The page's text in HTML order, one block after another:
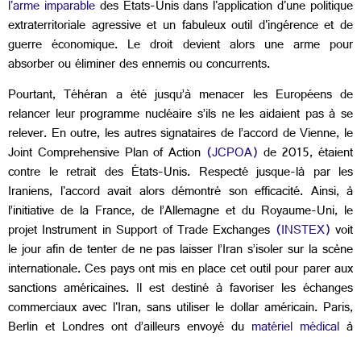
l'arme imparabledes États-Unis dans l'application d'une politique
extraterritoriale agressive et un fabuleux outil d'ingérence et de
guerre économique. Le droit devient alors une arme pour
absorber ou éliminer des ennemis ou concurrents.
Pourtant, Téhéran a été jusqu’à menacer les Européens de
relancer leur programme nucléaire s’ils ne les aidaient pas à se
relever. En outre, les autres signataires de l’accord de Vienne, le
Joint Comprehensive Plan of Action (JCPOA) de 2015, étaient
contre le retrait des États-Unis. Respecté jusque-là par les
Iraniens, l'accord avait alors démontré son efficacité. Ainsi, à
l’initiative de la France, de l’Allemagne et du Royaume-Uni, le
projet Instrument in Support of Trade Exchanges (INSTEX) voit
le jour afin de tenter de ne pas laisser l’Iran s’isoler sur la scène
internationale. Ces pays ont mis en place cet outil pour parer aux
sanctions américaines. Il est destiné à favoriser les échanges
commerciaux avec l'Iran, sans utiliser le dollar américain. Paris,
Berlin et Londres ont d’ailleurs envoyé du matériel médical à